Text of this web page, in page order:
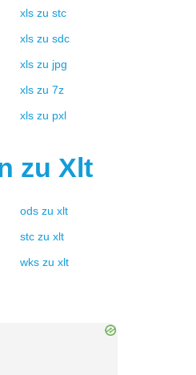
xls zu stc
xls zu sdc
xls zu jpg
xls zu 7z
xls zu pxl
zu Xlt
ods zu xlt
stc zu xlt
wks zu xlt